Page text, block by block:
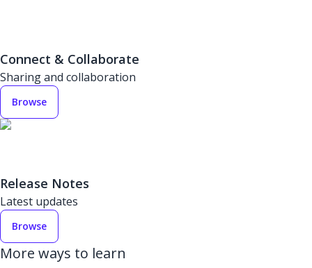
Connect & Collaborate
Sharing and collaboration
Browse
Release Notes
Latest updates
Browse
More ways to learn